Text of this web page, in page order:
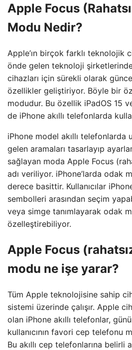
Apple Focus
Modu Nedir?
Apple’ın birçok farklı teknolojik
önde gelen teknoloji
cihazları için sürekli olarak
özellikler geliştiriyor. Böyle bir
modudur. Bu özellik iPadOS 15
de iPhone akıllı telefonlarda
iPhone model akıllı telefonlarda
gelen aramaları tasarlayıp
sağlayan moda Apple Focus
adı veriliyor. iPhone’larda odak
derece basittir. Kullanıcılar
sembolleri arasından seçim
veya simge tanımlayarak odak
özelleştirebiliyor.
Apple Focus
modu ne işe yarar?
Tüm Apple teknolojisine sahip
sistemi üzerinde çalışır. Apple
olan iPhone akıllı telefonlar,
kullanıcının favori cep telefonu
Bu akıllı cep telefonlarına belirli